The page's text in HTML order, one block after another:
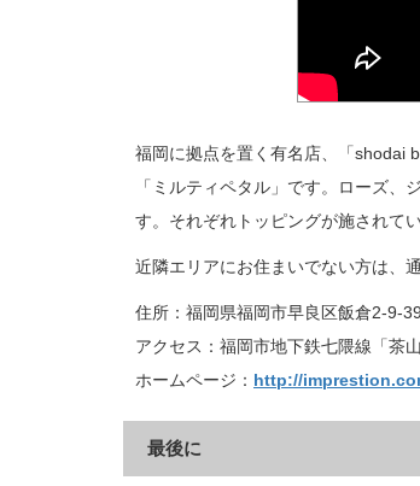
福岡に拠点を置く有名店、「shodai
「ミルティペタル」です。ローズ
す。それぞれトッピングが施されて
近隣エリアにお住まいでない方は、
住所：福岡県福岡市早良区飯倉2-9-
アクセス：福岡市地下鉄七隈線「茶
ホームページ： http://
最後に